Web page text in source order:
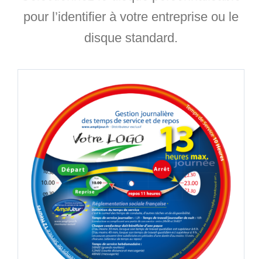
pour l’identifier à votre entreprise ou le
disque standard.